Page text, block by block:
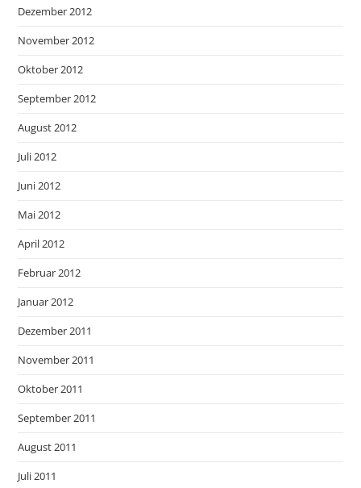
Dezember 2012
November 2012
Oktober 2012
September 2012
August 2012
Juli 2012
Juni 2012
Mai 2012
April 2012
Februar 2012
Januar 2012
Dezember 2011
November 2011
Oktober 2011
September 2011
August 2011
Juli 2011